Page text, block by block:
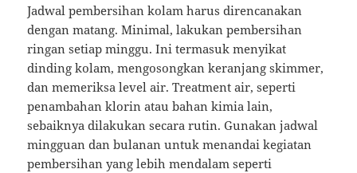
Jadwal pembersihan kolam harus direncanakan
dengan matang. Minimal, lakukan pembersihan
ringan setiap minggu. Ini termasuk menyikat
dinding kolam, mengosongkan keranjang skimmer,
dan memeriksa level air. Treatment air, seperti
penambahan klorin atau bahan kimia lain,
sebaiknya dilakukan secara rutin. Gunakan jadwal
mingguan dan bulanan untuk menandai kegiatan
pembersihan yang lebih mendalam seperti